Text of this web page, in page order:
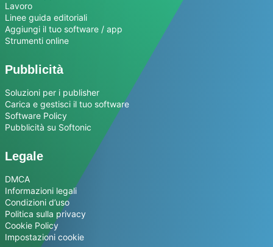
Lavoro
Linee guida editoriali
Aggiungi il tuo software / app
Strumenti online
Pubblicità
Soluzioni per i publisher
Carica e gestisci il tuo software
Software Policy
Pubblicità su Softonic
Legale
DMCA
Informazioni legali
Condizioni d’uso
Politica sulla privacy
Cookie Policy
Impostazioni cookie